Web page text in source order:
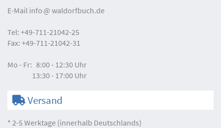
E-Mail info waldorfbuch.de
Tel: +49-711-21042-25
Fax: +49-711-21042-31
Mo - Fr: 8:00 - 12:30 Uhr
13:30 - 17:00 Uhr
Versand
* 2-5 Werktage (innerhalb Deutschlands)